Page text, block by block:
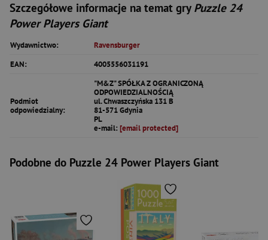
Szczegółowe informacje na temat gry Puzzle 24
Power Players Giant
Wydawnictwo:
Ravensburger
EAN:
4005556031191
Podmiot
odpowiedzialny:
"M&Z" SPÓŁKA Z OGRANICZONĄ
ODPOWIEDZIALNOŚCIĄ
ul. Chwaszczyńska 131 B
81-571 Gdynia
PL
e-mail: [email protected]
Podobne do Puzzle 24 Power Players Giant